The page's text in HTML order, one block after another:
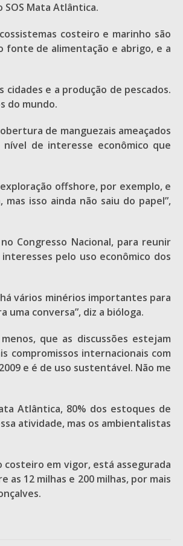
SOS Mata Atlântica.
costeiro e marinho são
fonte de alimentação e abrigo, e a
e a produção de pescados.
do mundo.
de manguezais ameaçados
de interesse econômico que
offshore, por exemplo, e
isso ainda não saiu do papel”,
Congresso Nacional, para reunir
pelo uso econômico dos
vários minérios importantes para
conversa”, diz a bióloga.
que as discussões estejam
compromissos internacionais com
e é de uso sustentável. Não me
Atlântica, 80% dos estoques de
atividade, mas os ambientalistas
em vigor, está assegurada
12 milhas e 200 milhas, por mais